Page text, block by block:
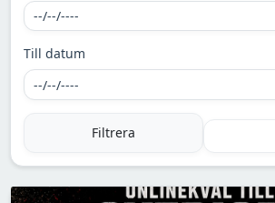
Till datum
Filtrera